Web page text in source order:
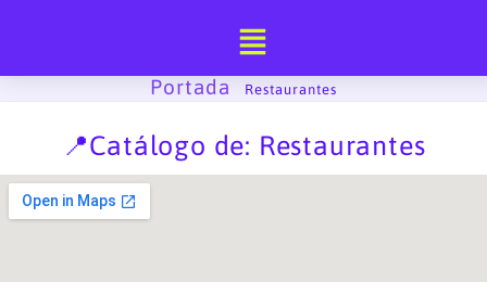
Portada
Restaurantes
📍Catálogo de: Restaurantes